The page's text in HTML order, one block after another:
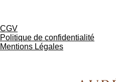
CGV
Politique de confidentialité
Mentions Légales